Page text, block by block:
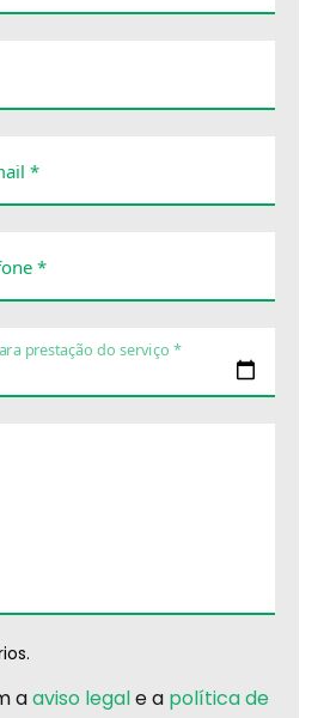
*
*
prestação do serviço *
aaviso legale a política de